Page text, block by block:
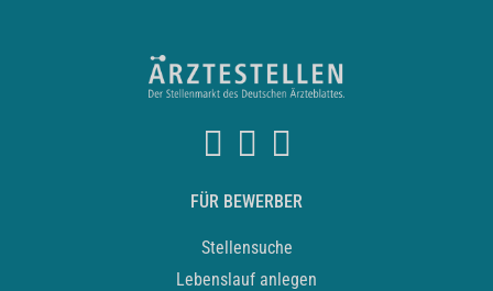
FÜR BEWERBER
Stellensuche
Lebenslauf anlegen